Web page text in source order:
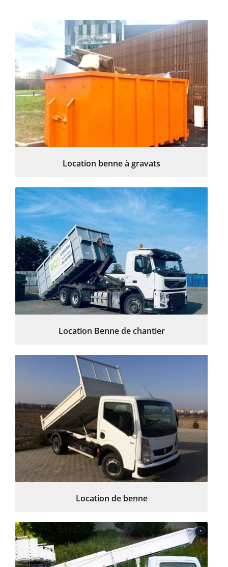
Location benne à gravats
Location Benne de chantier
Location de benne